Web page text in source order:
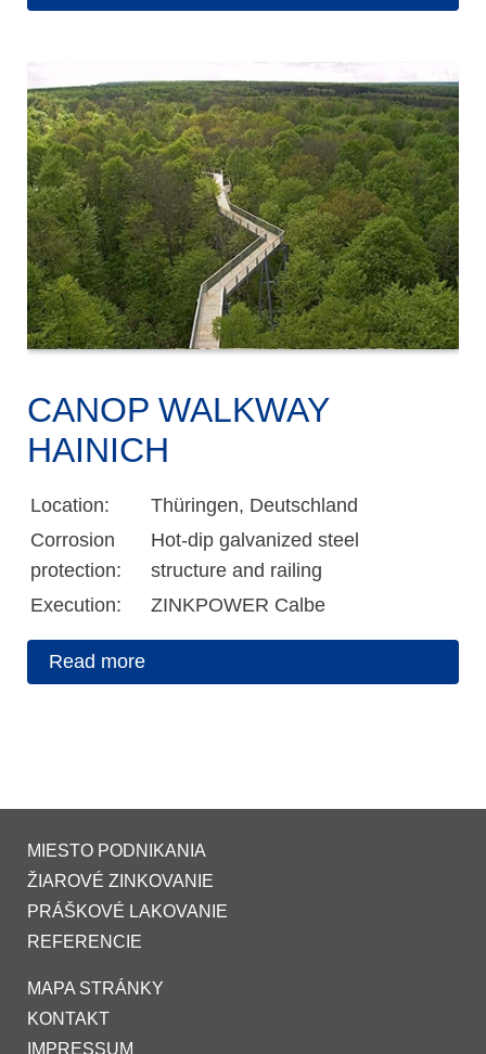
CANOP WALKWAY
HAINICH
Location:
Thüringen, Deutschland
Corrosion
protection:
Hot-dip galvanized steel
structure and railing
Execution:
ZINKPOWER Calbe
Read more
MIESTO PODNIKANIA
ŽIAROVÉ ZINKOVANIE
PRÁŠKOVÉ LAKOVANIE
REFERENCIE
MAPA STRÁNKY
KONTAKT
IMPRESSUM